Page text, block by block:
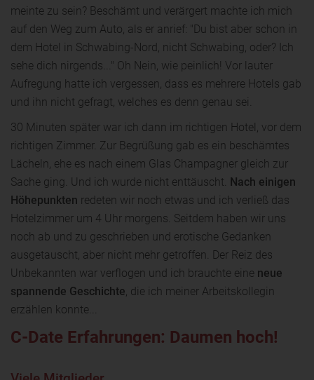
meinte zu sein? Beschämt und verärgert machte ich mich
auf den Weg zum Auto, als er anrief: "Du bist aber schon in
dem Hotel in Schwabing-Nord, nicht Schwabing, oder? Ich
sehe dich nirgends..." Oh Nein, wie peinlich! Vor lauter
Aufregung hatte ich vergessen, dass es mehrere Hotels gab
und ihn nicht gefragt, welches es denn genau sei.
30 Minuten später war ich dann im richtigen Hotel, vor dem
richtigen Zimmer. Zur Begrüßung gab es ein beschämtes
Lächeln, ehe es nach einem Glas Champagner gleich zur
Sache ging. Und ich wurde nicht enttäuscht. Nach einigen
Höhepunkten redeten wir noch etwas und ich verließ das
Hotelzimmer um 4 Uhr morgens. Seitdem haben wir uns
noch ab und zu geschrieben und erotische Gedanken
ausgetauscht, aber nicht mehr getroffen. Der Reiz des
Unbekannten war verflogen und ich brauchte eine neue
spannende Geschichte, die ich meiner Arbeitskollegin
erzählen konnte...
C-Date Erfahrungen: Daumen hoch!